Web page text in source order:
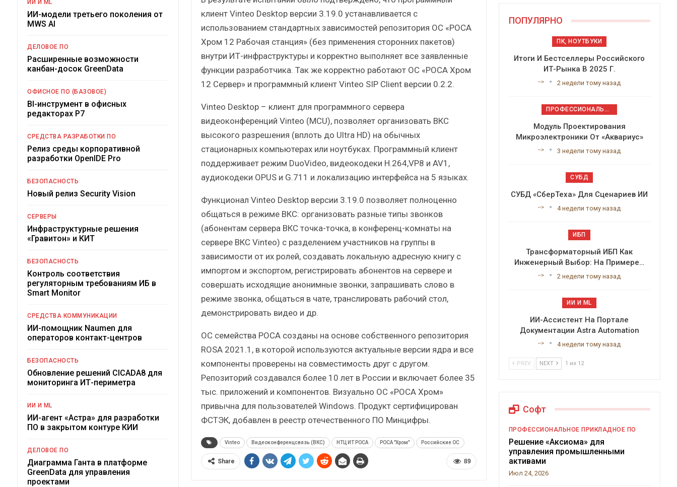
клиент Vinteo Desktop версии 3.19.0 устанавливается с
использованием стандартных зависимостей репозитория ОС «РОСА
Хром 12 Рабочая станция» (без применения сторонних пакетов)
внутри ИТ-инфраструктуры и корректно выполняет все заявленные
функции разработчика. Так же корректно работают ОС «РОСА Хром
12 Сервер» и программный клиент Vinteo SIP Client версии 0.2.2.
Vinteo Desktop – клиент для программного сервера
видеоконференций Vinteo (MCU), позволяет организовать ВКС
высокого разрешения (вплоть до Ultra HD) на обычных
стационарных компьютерах или ноутбуках. Программный клиент
поддерживает режим DuoVideo, видеокодеки H.264,VP8 и AV1,
аудиокодеки OPUS и G.711 и локализацию интерфейса на 5 языках.
Функционал Vinteo Desktop версии 3.19.0 позволяет полноценно
общаться в режиме ВКС: организовать разные типы звонков
(абонентам сервера ВКС точка-точка, в конференц-комнаты на
сервере ВКС Vinteo) с разделением участников на группы в
зависимости от их ролей, создавать локальную адресную книгу с
импортом и экспортом, регистрировать абонентов на сервере и
совершать исходящие анонимные звонки, запрашивать слово в
режиме звонка, общаться в чате, транслировать рабочий стол,
демонстрировать видео и др.
ОС семейства РОСА созданы на основе собственного репозитория
ROSA 2021.1, в которой используются актуальные версии ядра и все
компоненты проверены на совместимость друг с другом.
Репозиторий создавался более 10 лет в России и включает более 35
тыс. приложений и компонентов. Визуально ОС «РОСА Хром»
привычна для пользователей Windows. Продукт сертифицирован
ФСТЭК, добавлен в реестр отечественного ПО Минцифры.
Vinteo Видеоконференцсвязь (ВКС) НТЦ ИТ РОСА РОСА "Хром" Российские ОС
89
Share
ИИ И ML
ИИ-модели третьего поколения от
MWS AI
ДЕЛОВОЕ ПО
Расширенные возможности
канбан-досок GreenData
ОФИСНОЕ ПО (БАЗОВОЕ)
BI-инструмент в офисных
редакторах Р7
СРЕДСТВА РАЗРАБОТКИ ПО
Релиз среды корпоративной
разработки OpenIDE Pro
БЕЗОПАСНОСТЬ
Новый релиз Security Vision
СЕРВЕРЫ
Инфраструктурные решения
«Гравитон» и КИТ
БЕЗОПАСНОСТЬ
Контроль соответствия
регуляторным требованиям ИБ в
Smart Monitor
СРЕДСТВА КОММУНИКАЦИИ
ИИ-помощник Naumen для
операторов контакт-центров
БЕЗОПАСНОСТЬ
Обновление решений CICADA8 для
мониторинга ИТ-периметра
ИИ И ML
ИИ-агент «Астра» для разработки
ПО в закрытом контуре КИИ
ДЕЛОВОЕ ПО
Диаграмма Ганта в платформе
GreenData для управления
проектами
ПОПУЛЯРНО
ПК, НОУТБУКИ
Итоги И Бестселлеры Российского
ИТ-Рынка В 2025 Г.
--> 2 недели тому назад
ПРОФЕССИОНАЛЬНОЕ ПРИКЛАДНОЕ ПО
Модуль Проектирования
Микроэлектроники От «Аквариус»
--> 3 недели тому назад
СУБД
СУБД «СберТеха» Для Сценариев ИИ
--> 4 недели тому назад
ИБП
Трансформаторный ИБП Как
Инженерный Выбор: На Примере…
--> 2 недели тому назад
ИИ И ML
ИИ-Ассистент На Портале
Документации Astra Automation
--> 4 недели тому назад
PREV NEXT 1 из 12
Софт
ПРОФЕССИОНАЛЬНОЕ ПРИКЛАДНОЕ ПО
Решение «Аксиома» для
управления промышленными
активами
Июл 24, 2026